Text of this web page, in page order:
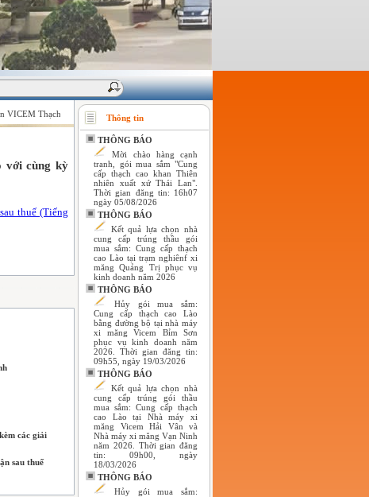
VICEM Thạch cao Xi măng - Giữ vững niềm tin của khách hàng !
với cùng kỳ
thuế (Tiếng
các giải
sau thuế
Thông tin
THÔNG BÁO
Mời chào hàng cạnh
tranh, gói mua sắm "Cung
cấp thạch cao khan Thiên
nhiên xuất xứ Thái Lan".
Thời gian đăng tin: 16h07
ngày 05/08/2026
THÔNG BÁO
Kết quả lựa chọn nhà
cung cấp trúng thầu gói
mua sắm: Cung cấp thạch
cao Lào tại trạm nghiênf xi
măng Quảng Trị phục vụ
kinh doanh năm 2026
THÔNG BÁO
Hủy gói mua sắm:
Cung cấp thạch cao Lào
bằng đường bộ tại nhà máy
xi măng Vicem Bỉm Sơn
phục vụ kinh doanh năm
2026. Thời gian đăng tin:
09h55, ngày 19/03/2026
THÔNG BÁO
Kết quả lựa chọn nhà
cung cấp trúng gói thầu
mua sắm: Cung cấp thạch
cao Lào tại Nhà máy xi
măng Vicem Hải Vân và
Nhà máy xi măng Vạn Ninh
năm 2026. Thời gian đăng
tin: 09h00, ngày
18/03/2026
THÔNG BÁO
Hủy gói mua sắm: